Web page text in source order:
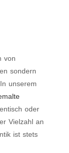
von
sondern
unserem
oder
Vielzahl an
ist stets